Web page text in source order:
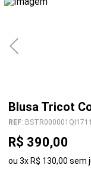
Blusa Tricot
REF:
R$ 390,00
ou 3x R$ 130,00 sem